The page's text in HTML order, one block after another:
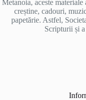
Metanoia, aceste
creștine, cadouri,
papetărie. Astfel,
Scripturii și